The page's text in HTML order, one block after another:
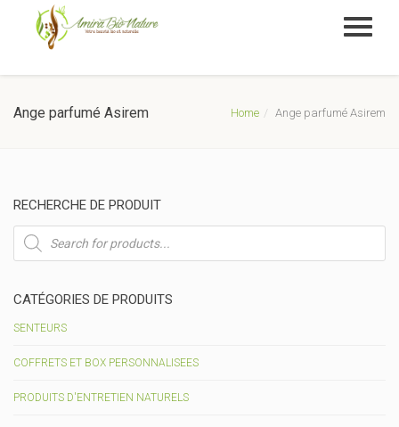
Ange parfumé Asirem Home Ange parfumé Asirem
RECHERCHE DE PRODUIT
Recherche
de
produits
CATÉGORIES DE PRODUITS
SENTEURS
COFFRETS ET BOX PERSONNALISEES
PRODUITS D'ENTRETIEN NATURELS